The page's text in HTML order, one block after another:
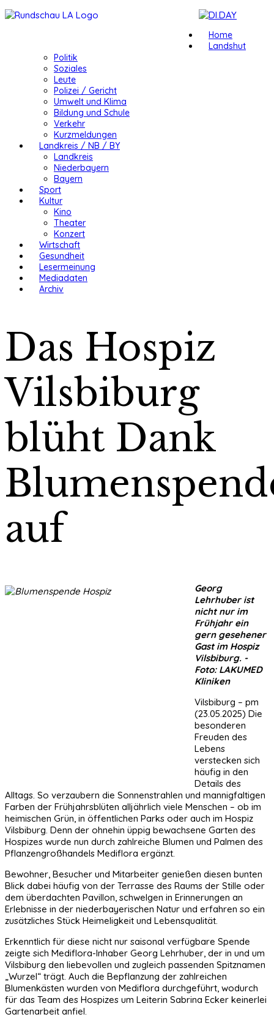
Home
Landshut
Politik
Soziales
Leute
Polizei / Gericht
Umwelt und Klima
Bildung und Schule
Verkehr
Kurzmeldungen
Landkreis / NB / BY
Landkreis
Niederbayern
Bayern
Sport
Kultur
Kino
Theater
Konzert
Wirtschaft
Gesundheit
Lesermeinung
Mediadaten
Archiv
Das Hospiz
Vilsbiburg
blüht Dank
auf
Georg
Lehrhuber ist
nicht nur im
Frühjahr ein
gern gesehener
Gast im Hospiz
Vilsbiburg. -
Foto: LAKUMED
Kliniken
Vilsbiburg – pm
(23.05.2025) Die
besonderen
Freuden des
Lebens
verstecken sich
häufig in den
Details des
Alltags. So verzaubern die Sonnenstrahlen und mannigfaltigen
Farben der Frühjahrsblüten alljährlich viele Menschen – ob im
heimischen Grün, in öffentlichen Parks oder auch im Hospiz
Vilsbiburg. Denn der ohnehin üppig bewachsene Garten des
Hospizes wurde nun durch zahlreiche Blumen und Palmen des
Pflanzengroßhandels Mediflora ergänzt.
Bewohner, Besucher und Mitarbeiter genießen diesen bunten
Blick dabei häufig von der Terrasse des Raums der Stille oder
dem überdachten Pavillon, schwelgen in Erinnerungen an
Erlebnisse in der niederbayerischen Natur und erfahren so ein
zusätzliches Stück Heimeligkeit und Lebensqualität.
Erkenntlich für diese nicht nur saisonal verfügbare Spende
zeigte sich Mediflora-Inhaber Georg Lehrhuber, der in und um
Vilsbiburg den liebevollen und zugleich passenden Spitznamen
„Wurzel“ trägt. Auch die Bepflanzung der zahlreichen
Blumenkästen wurden von Mediflora durchgeführt, wodurch
für das Team des Hospizes um Leiterin Sabrina Ecker keinerlei
Gartenarbeit anfiel.